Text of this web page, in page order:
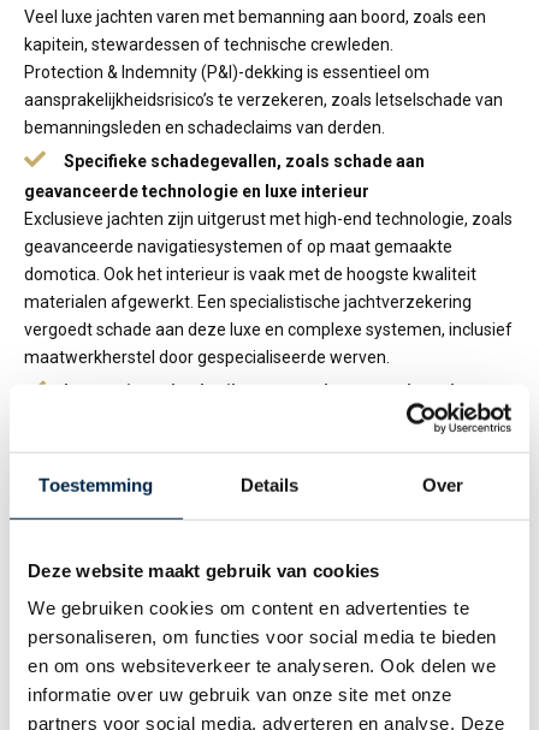
Toestemming Details Over
Deze website maakt gebruik van cookies
We gebruiken cookies om content en advertenties te
personaliseren, om functies voor social media te bieden
en om ons websiteverkeer te analyseren. Ook delen we
informatie over uw gebruik van onze site met onze
partners voor social media, adverteren en analyse. Deze
Veel luxe jachten varen met bemanning aan boord, zoals een
kapitein, stewardessen of technische crewleden.
Protection & Indemnity (P&I)-dekking is essentieel om
aansprakelijkheidsrisico’s te verzekeren, zoals letselschade van
bemanningsleden en schadeclaims van derden.
Specifieke schadegevallen, zoals schade aan
geavanceerde technologie en luxe interieur
Exclusieve jachten zijn uitgerust met high-end technologie, zoals
geavanceerde navigatiesystemen of op maat gemaakte
domotica. Ook het interieur is vaak met de hoogste kwaliteit
materialen afgewerkt. Een specialistische jachtverzekering
vergoedt schade aan deze luxe en complexe systemen, inclusief
maatwerkherstel door gespecialiseerde werven.
Internationaal gebruik: varen onder een andere vlag en
Veel jachteigenaren kiezen ervoor om hun schip onder een
buitenlandse vlag te laten registreren vanwege fiscale voordelen
varen onder een andere vlag en varen in het buitenland.
Berging en reparatie bij exclusieve werven, die vaak
hogere kosten met zich meebrengen
Luxe jachten kunnen niet zomaar bij elke werf worden
gerepareerd; ze vereisen gespecialiseerde onderhouds- en